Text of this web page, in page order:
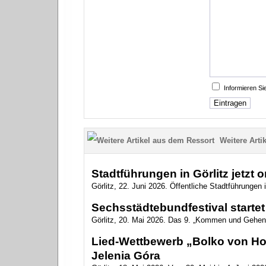
Informieren
Weitere
Stadtführungen in Görlitz jetzt
Görlitz, 22. Juni 2026. Öffentliche Stadtführungen
Sechsstädtebundfestival
Görlitz, 20. Mai 2026. Das 9. „Kommen und
Lied-Wettbewerb „Bolko von
Jelenia Góra